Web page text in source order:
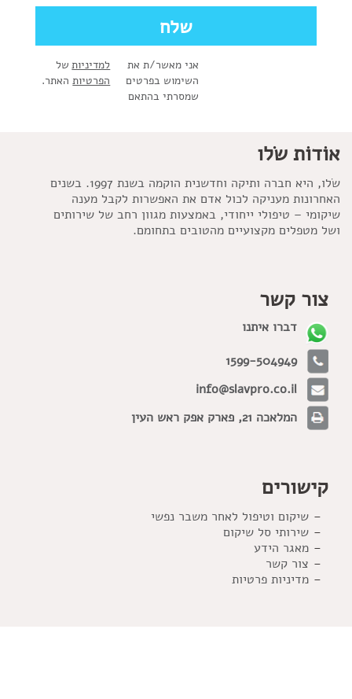
אני מאשר/ת את
השימוש בפרטים
שמסרתי בהתאם
למדיניות
הפרטיות
של
האתר.
אוֹדוֹת שׂלו
שׂלו, היא חברה ותיקה וחדשנית הוקמה בשנת 1997. בשנים
האחרונות מעניקה לכול אדם את האפשרות לקבל מענה
שיקומי – טיפולי ייחודי, באמצעות מגוון רחב של שירותים
ושל מטפלים מקצועיים מהטובים בתחומם.
צור קשר
דברו איתנו
1599-504949
info@slavpro.co.il
המלאכה 21, פארק אפק ראש העין
קישורים
שיקום וטיפול לאחר משבר נפשי
שירותי סל שיקום
מאגר הידע
צור קשר
מדיניות פרטיות